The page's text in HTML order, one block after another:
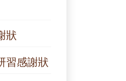
狀
習感謝狀